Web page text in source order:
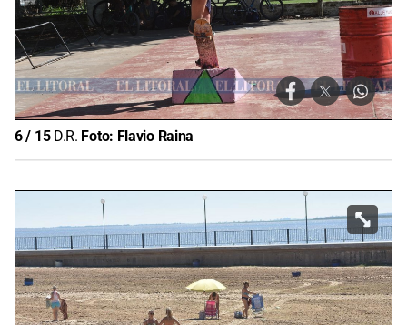
6/ 15 D.R. Foto: Flavio Raina